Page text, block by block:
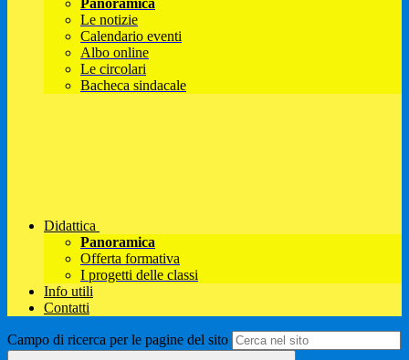
Panoramica
Le notizie
Calendario eventi
Albo online
Le circolari
Bacheca sindacale
Didattica
Panoramica
Offerta formativa
I progetti delle classi
Info utili
Contatti
Campo di ricerca per le pagine del sito